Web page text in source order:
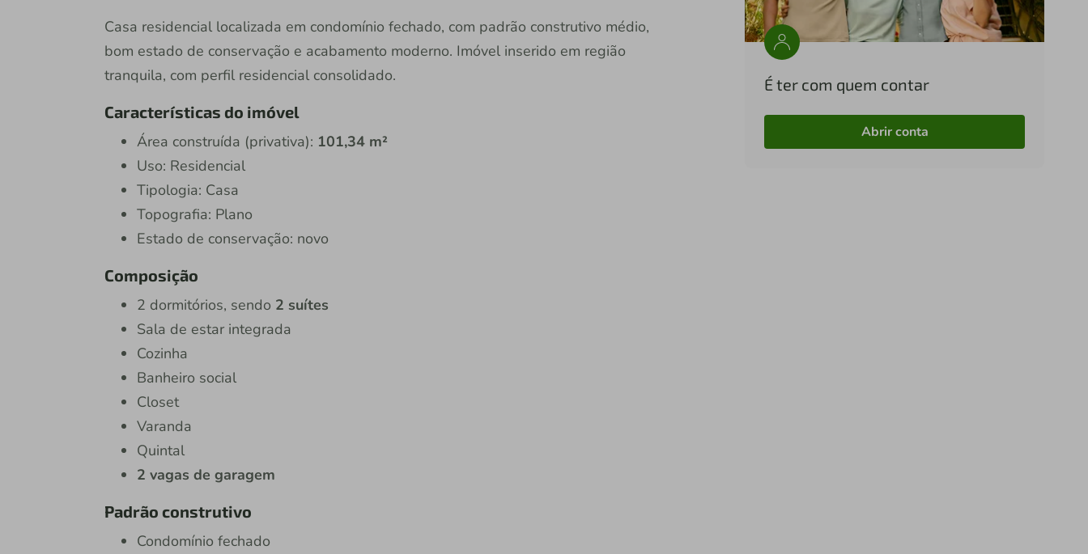
Casa residencial localizada em condomínio fechado, com padrão construtivo médio,
bom estado de conservação e acabamento moderno. Imóvel inserido em região
tranquila, com perfil residencial consolidado.
Características do imóvel
Área construída (privativa): 101,34 m²
Uso: Residencial
Tipologia: Casa
Topografia: Plano
Estado de conservação: novo
Composição
2 dormitórios, sendo 2 suítes
Sala de estar integrada
Cozinha
Banheiro social
Closet
Varanda
Quintal
2 vagas de garagem
Padrão construtivo
Condomínio fechado
É ter com quem contar
Abrir conta